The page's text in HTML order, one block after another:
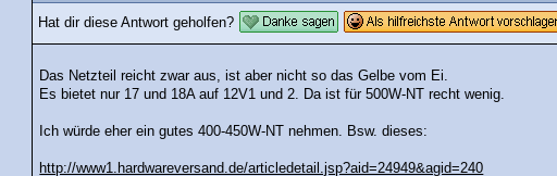
Hat dir diese Antwort geholfen?
Das Netzteil reicht zwar aus, ist aber nicht so das Gelbe vom Ei.
Es bietet nur 17 und 18A auf 12V1 und 2. Da ist für 500W-NT recht wenig.
Ich würde eher ein gutes 400-450W-NT nehmen. Bsw. dieses:
http://www1.hardwareversand.de/articledetail.jsp?aid=24949&agid=240